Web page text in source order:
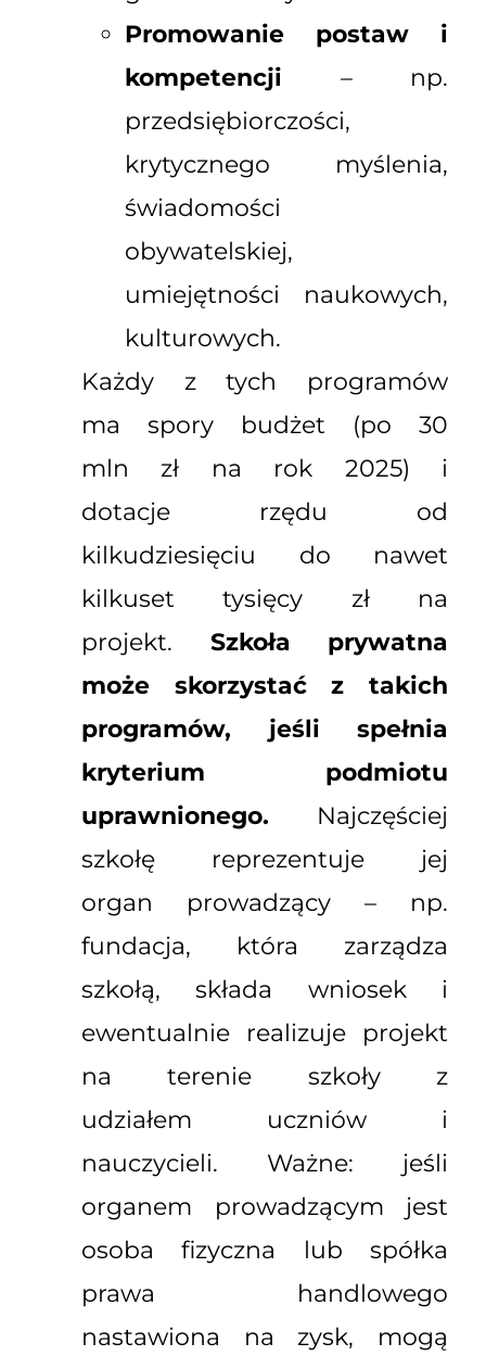
Promowanie postaw i
kompetencji – np.
przedsiębiorczości,
krytycznego myślenia,
świadomości
obywatelskiej,
umiejętności naukowych,
kulturowych.
Każdy z tych programów
ma spory budżet (po 30
mln zł na rok 2025) i
dotacje rzędu od
kilkudziesięciu do nawet
kilkuset tysięcy zł na
projekt. Szkoła prywatna
może skorzystać z takich
programów, jeśli spełnia
kryterium podmiotu
uprawnionego. Najczęściej
szkołę reprezentuje jej
organ prowadzący – np.
fundacja, która zarządza
szkołą, składa wniosek i
ewentualnie realizuje projekt
na terenie szkoły z
udziałem uczniów i
nauczycieli. Ważne: jeśli
organem prowadzącym jest
osoba fizyczna lub spółka
prawa handlowego
nastawiona na zysk, mogą